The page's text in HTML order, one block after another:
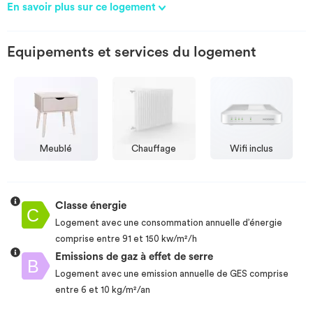
En savoir plus sur ce logement
Equipements et services du logement
Meublé Chauffage Wifi inclus
Classe énergie
Logement avec une consommation annuelle d’énergie
comprise entre 91 et 150 kw/m²/h
Emissions de gaz à effet de serre
Logement avec une emission annuelle de GES comprise
entre 6 et 10 kg/m²/an